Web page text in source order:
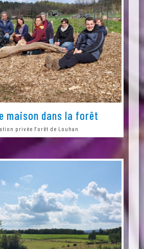
maison dans la forêt
privée Forêt de Louhan